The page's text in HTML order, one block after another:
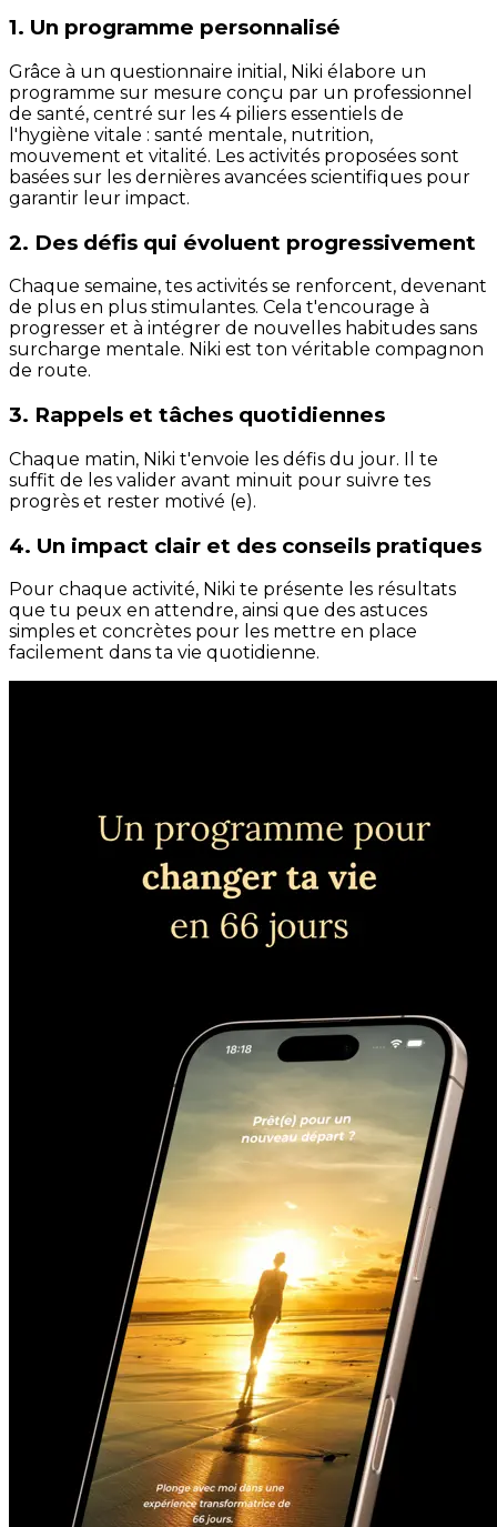
1. Un programme personnalisé
Grâce à un questionnaire initial, Niki élabore un
programme sur mesure conçu par un professionnel
de santé, centré sur les 4 piliers essentiels de
l'hygiène vitale : santé mentale, nutrition,
mouvement et vitalité. Les activités proposées sont
basées sur les dernières avancées scientifiques pour
garantir leur impact.
2. Des défis qui évoluent progressivement
Chaque semaine, tes activités se renforcent, devenant
de plus en plus stimulantes. Cela t'encourage à
progresser et à intégrer de nouvelles habitudes sans
surcharge mentale. Niki est ton véritable compagnon
de route.
3. Rappels et tâches quotidiennes
Chaque matin, Niki t'envoie les défis du jour. Il te
suffit de les valider avant minuit pour suivre tes
progrès et rester motivé (e).
4. Un impact clair et des conseils pratiques
Pour chaque activité, Niki te présente les résultats
que tu peux en attendre, ainsi que des astuces
simples et concrètes pour les mettre en place
facilement dans ta vie quotidienne.